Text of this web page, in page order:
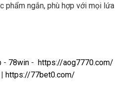
phẩm ngắn, phù hợp với mọi lứa
- 78win - https://aog7770.com/
| https://77bet0.com/